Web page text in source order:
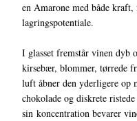
en Amarone med både kraft,
lagringspotentiale.
I glasset fremstår vinen dyb
kirsebær, blommer, tørrede
luft åbner den yderligere op
chokolade og diskrete
sin koncentration bevarer